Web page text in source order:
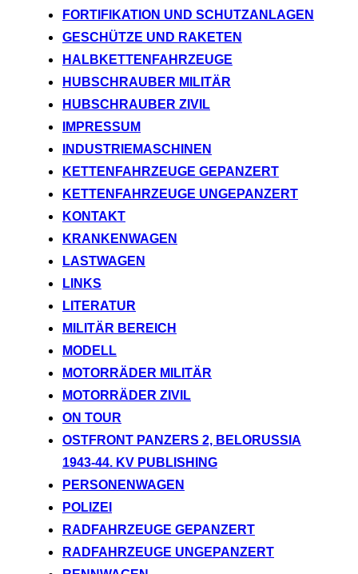
FORTIFIKATION UND SCHUTZANLAGEN
GESCHÜTZE UND RAKETEN
HALBKETTENFAHRZEUGE
HUBSCHRAUBER MILITÄR
HUBSCHRAUBER ZIVIL
IMPRESSUM
INDUSTRIEMASCHINEN
KETTENFAHRZEUGE GEPANZERT
KETTENFAHRZEUGE UNGEPANZERT
KONTAKT
KRANKENWAGEN
LASTWAGEN
LINKS
LITERATUR
MILITÄR BEREICH
MODELL
MOTORRÄDER MILITÄR
MOTORRÄDER ZIVIL
ON TOUR
OSTFRONT PANZERS 2, BELORUSSIA
1943-44. KV PUBLISHING
PERSONENWAGEN
POLIZEI
RADFAHRZEUGE GEPANZERT
RADFAHRZEUGE UNGEPANZERT